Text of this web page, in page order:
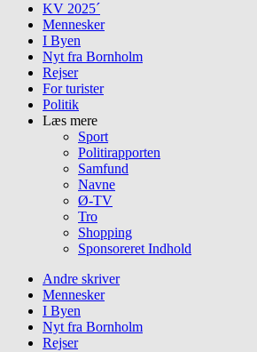
KV 2025´
Mennesker
I Byen
Nyt fra Bornholm
Rejser
For turister
Politik
Læs mere
Sport
Politirapporten
Samfund
Navne
Ø-TV
Tro
Shopping
Sponsoreret Indhold
Andre skriver
Mennesker
I Byen
Nyt fra Bornholm
Rejser